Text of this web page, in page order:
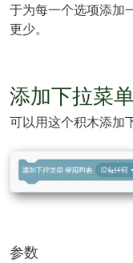
于为每一个选项添加
更少。
添加下拉菜
可以用这个积木添加
参数